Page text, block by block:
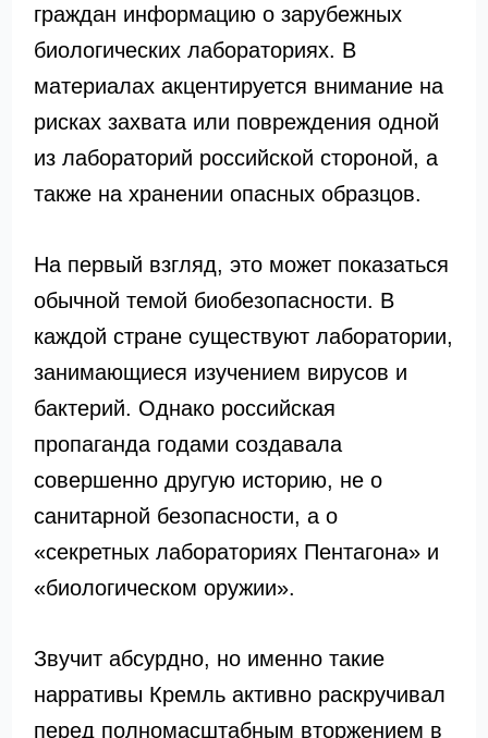
граждан информацию о зарубежных
биологических лабораториях. В
материалах акцентируется внимание на
рисках захвата или повреждения одной
из лабораторий российской стороной, а
также на хранении опасных образцов.
На первый взгляд, это может показаться
обычной темой биобезопасности. В
каждой стране существуют лаборатории,
занимающиеся изучением вирусов и
бактерий. Однако российская
пропаганда годами создавала
совершенно другую историю, не о
санитарной безопасности, а о
«секретных лабораториях Пентагона» и
«биологическом оружии».
Звучит абсурдно, но именно такие
нарративы Кремль активно раскручивал
перед полномасштабным вторжением в